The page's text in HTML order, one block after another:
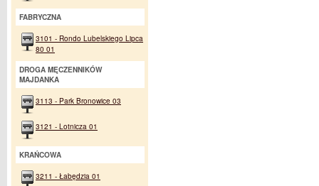
FABRYCZNA
3101 - Rondo Lubelskiego Lipca
80 01
DROGA MĘCZENNIKÓW
MAJDANKA
3113 - Park Bronowice 03
3121 - Lotnicza 01
KRAŃCOWA
3211 - Łabędzia 01